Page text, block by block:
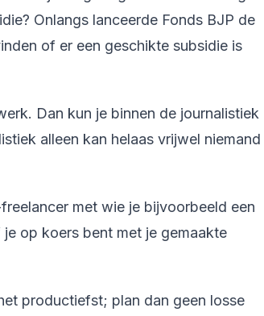
Onlangs lanceerde Fonds BJP de
of er een geschikte subsidie is
Dan kun je binnen de journalistiek
alleen kan helaas vrijwel niemand
met wie je bijvoorbeeld een
op koers bent met je gemaakte
productiefst; plan dan geen losse